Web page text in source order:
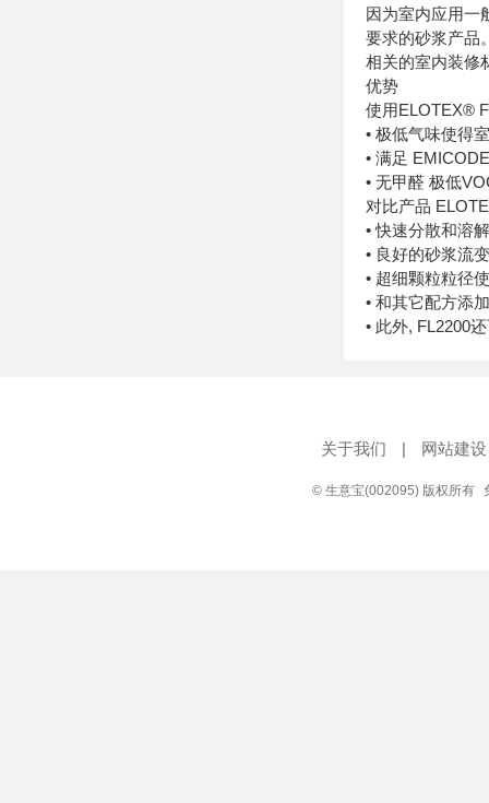
因为室内应用
要求的砂浆产品
相关的室内装修
优势
使用ELOTEX®
• 极低气味使得
• 满足
• 无甲醛 极低
对比产品
• 快速分散和溶解
• 良好的砂浆流
• 超细颗粒粒径
• 和其它配方添
• 此外, FL2200
关于我们 | 网站建设
© 生意宝(002095) 版权所有